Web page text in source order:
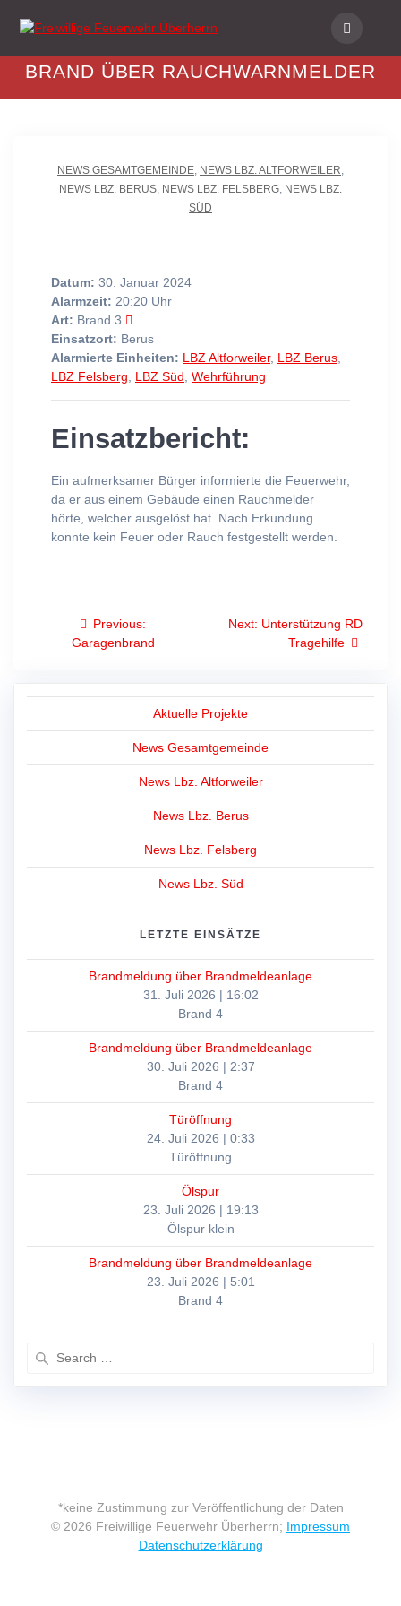
to
BRAND ÜBER RAUCHWARNMELDER
NEWS GESAMTGEMEINDE, NEWS LBZ. ALTFORWEILER,
NEWS LBZ. BERUS, NEWS LBZ. FELSBERG, NEWS LBZ.
SÜD
Datum: 30. Januar 2024
Alarmzeit: 20:20 Uhr
Art: Brand 3
Einsatzort: Berus
Alarmierte Einheiten: LBZ Altforweiler, LBZ Berus
LBZ Felsberg
LBZ Süd Wehrführung
Einsatzbericht:
Ein aufmerksamer Bürger informierte die Feuerwehr,
da er aus einem Gebäude einen Rauchmelder
hörte, welcher ausgelöst hat. Nach Erkundung
konnte kein Feuer oder Rauch festgestellt werden.
Beitragsnavigation
Previous:
post:
Garagenbrand
Next: Next
Unterstützung RD
Tragehilfe
Aktuelle Projekte
News Gesamtgemeinde
News Lbz. Altforweiler
News Lbz. Berus
News Lbz. Felsberg
News Lbz. Süd
LETZTE EINSÄTZE
Brandmeldung über Brandmeldeanlage
31. Juli 2026 | 16:02
Brand 4
Brandmeldung über Brandmeldeanlage
30. Juli 2026 | 2:37
Brand 4
Türöffnung
24. Juli 2026 | 0:33
Türöffnung
Ölspur
23. Juli 2026 | 19:13
Ölspur klein
Brandmeldung über Brandmeldeanlage
23. Juli 2026 | 5:01
Brand 4
*keine Zustimmung zur Veröffentlichung der Daten
© 2026 Freiwillige Feuerwehr Überherrn; Impressum
Datenschutzerklärung